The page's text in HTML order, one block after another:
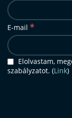
E-mail *
Elolvastam,
szabályzatot. (Link)